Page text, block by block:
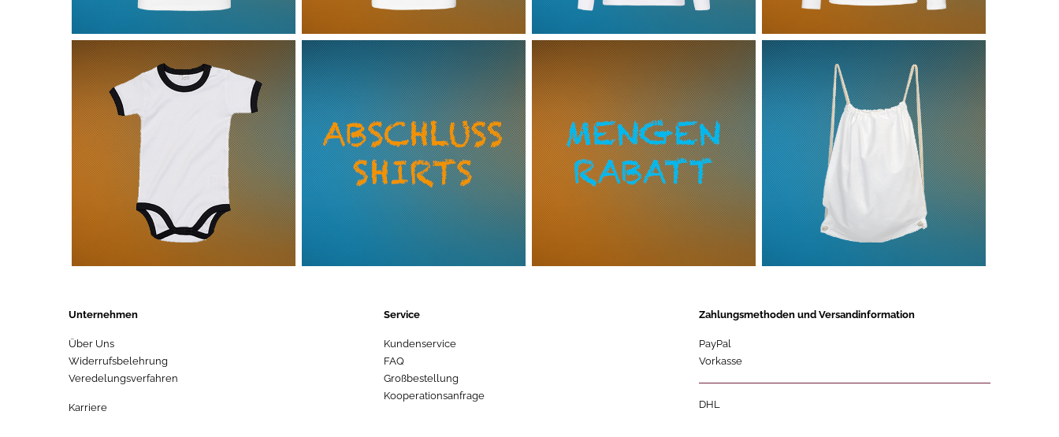
Unternehmen
Über Uns
Widerrufsbelehrung
Veredelungsverfahren
Karriere
Service
Kundenservice
FAQ
Großbestellung
Kooperationsanfrage
Zahlungsmethoden und Versandinformation
PayPal
Vorkasse
DHL